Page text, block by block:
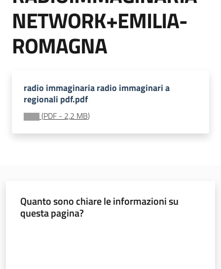
Centri
estivi
Formazione
ricerca
scuole
dell'infanzia
NETWORK+EMILIA-
ROMAGNA
radio immaginaria radio immaginari a
regionali pdf.pdf
(PDF - 2,2 MB)
Quanto sono chiare le informazioni su
questa pagina?